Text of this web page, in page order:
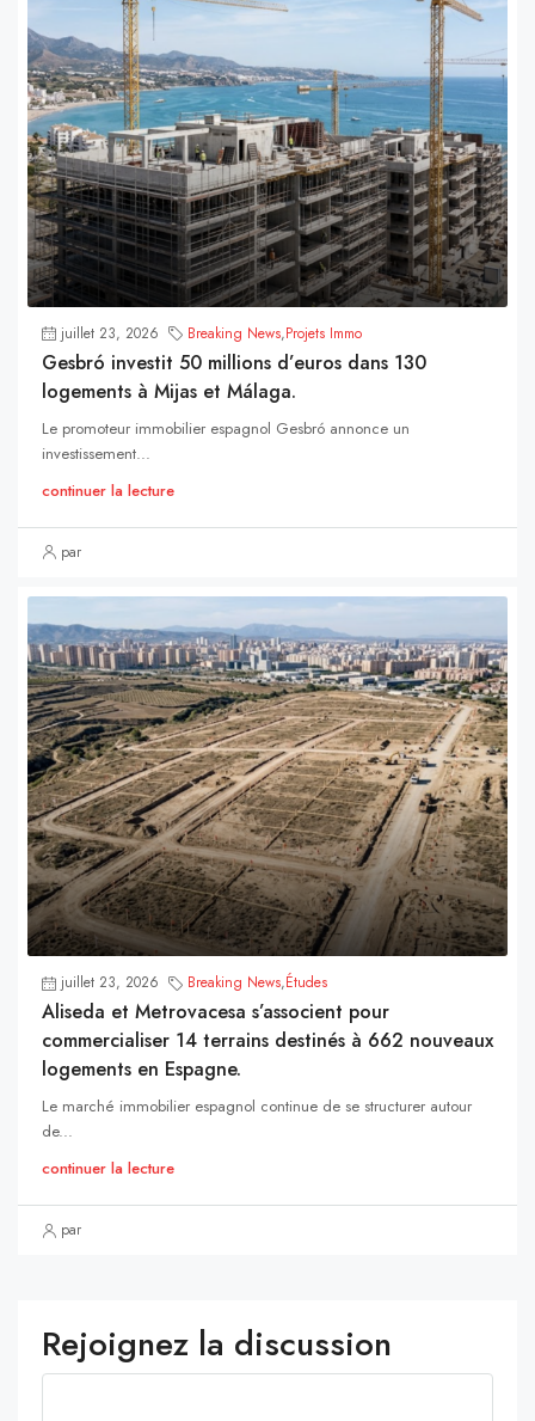
juillet 23, 2026 Breaking News,Projets Immo
Gesbró investit 50 millions d’euros dans 130
logements à Mijas et Málaga.
Le promoteur immobilier espagnol Gesbró annonce un
investissement...
continuer la lecture
par
juillet 23, 2026 Breaking News,Études
Aliseda et Metrovacesa s’associent pour
commercialiser 14 terrains destinés à 662 nouveaux
logements en Espagne.
Le marché immobilier espagnol continue de se structurer autour
de...
continuer la lecture
par
Rejoignez la discussion